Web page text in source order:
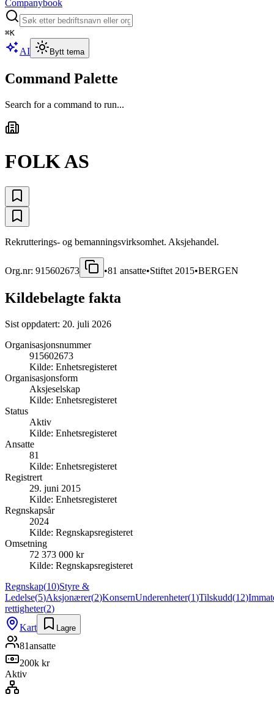
Companybook
⌘K
AI Bytt tema
Command Palette
Search for a command to run...
FOLK AS
Rekrutterings- og bemanningsvirksomhet. Aksjehandel.
Org.nr: 915602673 •81 ansatte•Stiftet 2015•BERGEN
Kildebelagte fakta
Sist oppdatert: 20. juli 2026
Organisasjonsnummer
915602673
Kilde: Enhetsregisteret
Organisasjonsform
Aksjeselskap
Kilde: Enhetsregisteret
Status
Aktiv
Kilde: Enhetsregisteret
Ansatte
81
Kilde: Enhetsregisteret
Registrert
29. juni 2015
Kilde: Enhetsregisteret
Regnskapsår
2024
Kilde: Regnskapsregisteret
Omsetning
72 373 000 kr
Kilde: Regnskapsregisteret
Regnskap(10)Styre &
Ledelse(5)Aksjonærer(2)KonsernUnderenheter(1)Tilskudd(12)
rettigheter(2)
Kart
Lagre
81ansatte
200k kr
Aktiv